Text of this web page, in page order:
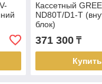
Кассетный
ND80T/D1-T
блок)
371 300₸
Купить